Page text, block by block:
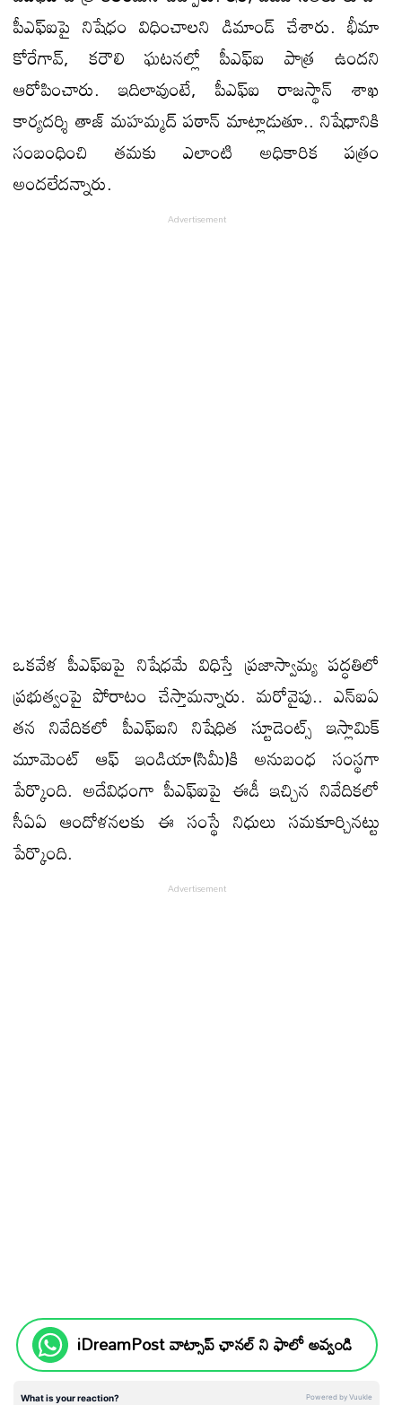
పీఎఫ్‌ఐపై నిషేధం విధించాలని డిమాండ్‌ చేశారు. భీమా
కోరేగావ్‌, కరౌలి ఘటనల్లో పీఎఫ్‌ఐ పాత్ర ఉందని
ఆరోపించారు. ఇదిలావుంటే, పీఎఫ్‌ఐ రాజస్థాన్‌ శాఖ
కార్యదర్శి తాజ్‌ మహమ్మద్‌ పఠాన్‌ మాట్లాడుతూ.. నిషేధానికి
సంబంధించి తమకు ఎలాంటి అధికారిక పత్రం
అందలేదన్నారు.
ఒకవేళ పీఎఫ్‌ఐపై నిషేధమే విధిస్తే ప్రజాస్వామ్య పద్ధతిలో
ప్రభుత్వంపై పోరాటం చేస్తామన్నారు. మరోవైపు.. ఎన్‌ఐఏ
తన నివేదికలో పీఎఫ్‌ఐని నిషేధిత స్టూడెంట్స్‌ ఇస్లామిక్‌
మూమెంట్‌ ఆఫ్‌ ఇండియా(సిమీ)కి అనుబంధ సంస్థగా
పేర్కొంది. అదేవిధంగా పీఎఫ్‌ఐపై ఈడీ ఇచ్చిన నివేదికలో
సీఏఏ ఆందోళనలకు ఈ సంస్థే నిధులు సమకూర్చినట్టు
పేర్కొంది.
iDreamPost వాట్సాప్ ఛానల్ ని ఫాలో అవ్వండి